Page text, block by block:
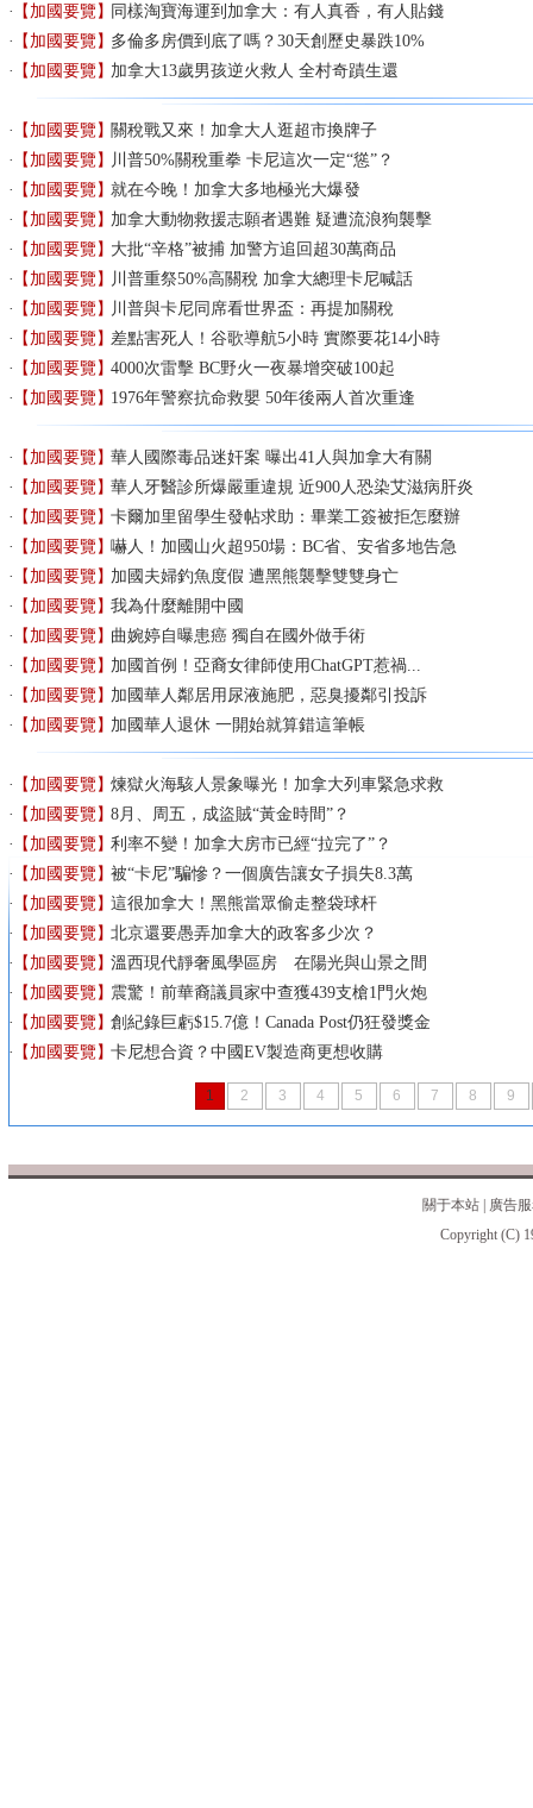
【加國要覽】 同樣淘寶海運到加拿大：有人真香，有人貼錢
【加國要覽】多倫多房價到底了嗎？30天創歷史暴跌10%
【加國要覽】加拿大13歲男孩逆火救人 全村奇蹟生還
【加國要覽】關稅戰又來！加拿大人逛超市換牌子
【加國要覽】 川普50%關稅重拳 卡尼這次一定“慫”？
【加國要覽】就在今晚！加拿大多地極光大爆發
【加國要覽】加拿大動物救援志願者遇難 疑遭流浪狗襲擊
【加國要覽】大批“辛格”被捕 加警方追回超30萬商品
【加國要覽】 川普重祭50%高關稅 加拿大總理卡尼喊話
【加國要覽】 川普與卡尼同席看世界盃：再提加關稅
【加國要覽】差點害死人！谷歌導航5小時 實際要花14小時
【加國要覽】4000次雷擊 BC野火一夜暴增突破100起
【加國要覽】1976年警察抗命救嬰 50年後兩人首次重逢
【加國要覽】華人國際毒品迷奸案 曝出41人與加拿大有關
【加國要覽】華人牙醫診所爆嚴重違規 近900人恐染艾滋病肝炎
【加國要覽】卡爾加里留學生發帖求助：畢業工簽被拒怎麼辦
【加國要覽】嚇人！加國山火超950場：BC省、安省多地告急
【加國要覽】加國夫婦釣魚度假 遭黑熊襲擊雙雙身亡
【加國要覽】我為什麼離開中國
【加國要覽】曲婉婷自曝患癌 獨自在國外做手術
【加國要覽】加國首例！亞裔女律師使用ChatGPT惹禍...
【加國要覽】加國華人鄰居用尿液施肥，惡臭擾鄰引投訴
【加國要覽】加國華人退休 一開始就算錯這筆帳
【加國要覽】煉獄火海駭人景象曝光！加拿大列車緊急求救
【加國要覽】8月、周五，成盜賊“黃金時間”？
【加國要覽】利率不變！加拿大房市已經“拉完了”？
【加國要覽】被“卡尼”騙慘？一個廣告讓女子損失8.3萬
【加國要覽】這很加拿大！黑熊當眾偷走整袋球杆
【加國要覽】北京還要愚弄加拿大的政客多少次？
【加國要覽】溫西現代靜奢風學區房 在陽光與山景之間
【加國要覽】震驚！前華裔議員家中查獲439支槍1門火炮
【加國要覽】創紀錄巨虧$15.7億！Canada Post仍狂發獎金
【加國要覽】卡尼想合資？中國EV製造商更想收購
1 2 3 4 5 6 7 8 9
關于本站
廣告
Copyright (C)